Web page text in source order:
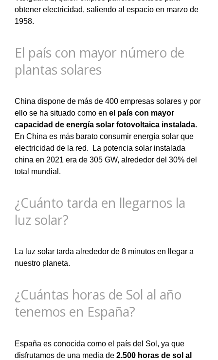
obtener electricidad, saliendo al espacio en marzo de
1958.
El país con mayor número de
plantas solares
China dispone de más de 400 empresas solares y por
ello se ha situado como en el país con mayor
capacidad de energía solar fotovoltaica instalada.
En China es más barato consumir energía solar que
electricidad de la red. La potencia solar instalada
china en 2021 era de 305 GW, alrededor del 30% del
total mundial.
¿Cuánto tarda en llegarnos la
luz solar?
La luz solar tarda alrededor de 8 minutos en llegar a
nuestro planeta.
¿Cuántas horas de Sol al año
tenemos en España?
España es conocida como el país del Sol, ya que
disfrutamos de una media de 2.500 horas de sol al